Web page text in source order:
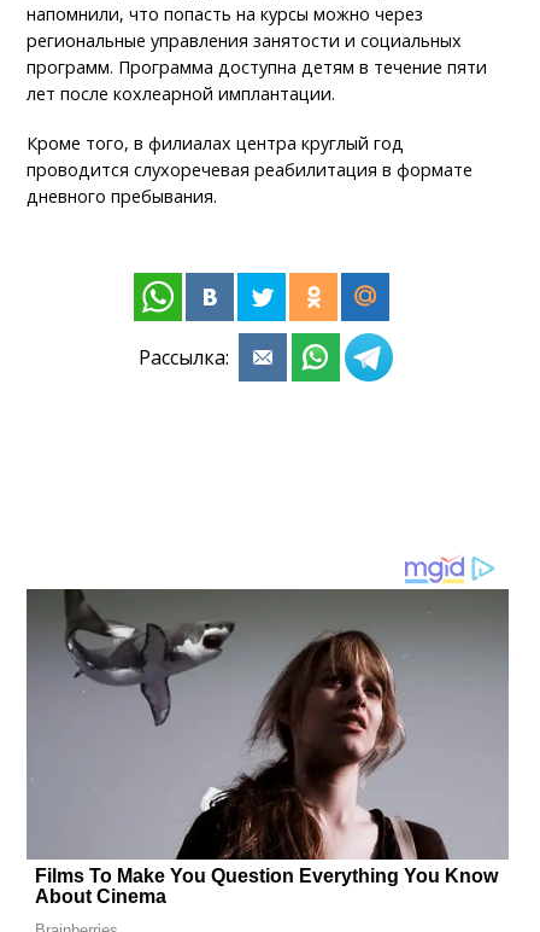
напомнили, что попасть на курсы можно через
региональные управления занятости и социальных
программ. Программа доступна детям в течение пяти
лет после кохлеарной имплантации.
Кроме того, в филиалах центра круглый год
проводится слухоречевая реабилитация в формате
дневного пребывания.
Рассылка: